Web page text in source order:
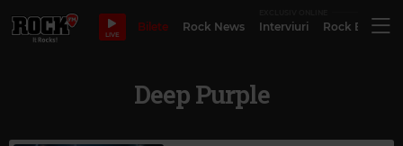
LIVE
Bilete Rock News Interviuri Rock
Deep Purple